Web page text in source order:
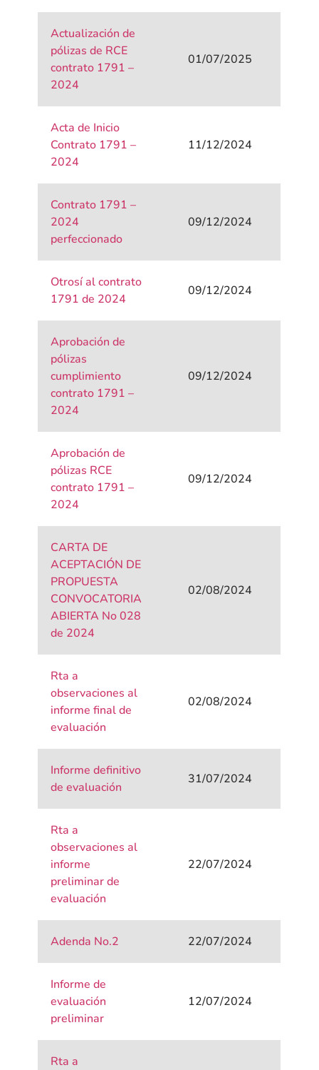
Actualización de
pólizas de RCE
contrato 1791 –
2024
01/07/2025
Acta de Inicio
Contrato 1791 –
2024
11/12/2024
Contrato 1791 –
2024
perfeccionado
09/12/2024
Otrosí al contrato
1791 de 2024
09/12/2024
Aprobación de
pólizas
cumplimiento
contrato 1791 –
2024
09/12/2024
Aprobación de
pólizas RCE
contrato 1791 –
2024
09/12/2024
CARTA DE
ACEPTACIÓN DE
PROPUESTA
CONVOCATORIA
ABIERTA No 028
de 2024
02/08/2024
Rta a
observaciones al
informe final de
evaluación
02/08/2024
Informe definitivo
de evaluación
31/07/2024
Rta a
observaciones al
informe
preliminar de
evaluación
22/07/2024
Adenda No.2 22/07/2024
Informe de
evaluación
preliminar
12/07/2024
Rta a